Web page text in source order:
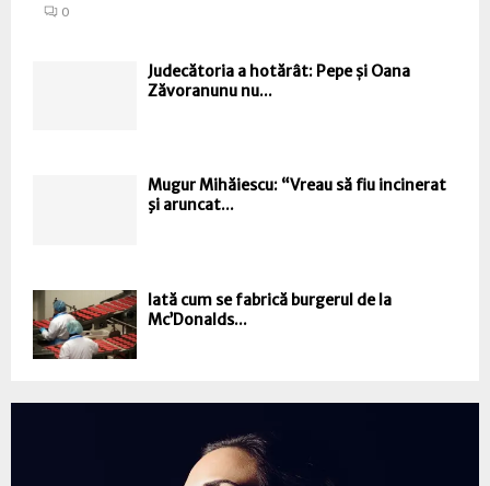
0
Judecătoria a hotărât: Pepe și Oana
Zăvoranunu nu...
Mugur Mihăiescu: “Vreau să fiu incinerat
şi aruncat...
Iată cum se fabrică burgerul de la
Mc’Donalds...